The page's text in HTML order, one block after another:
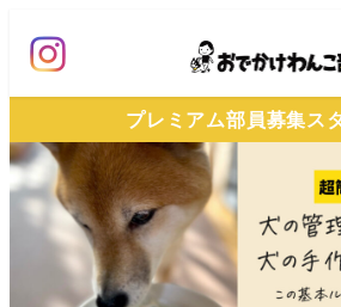
ン
ン
テ
プレミアム部員募集ス